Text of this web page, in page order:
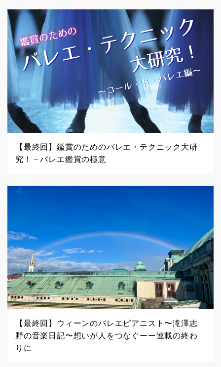
【最終回】鑑賞のためのバレエ・テクニック大研
究！－バレエ鑑賞の極意
【最終回】ウィーンのバレエピアニスト〜滝澤志
野の音楽日記〜想いが人をつなぐーー連載の終わ
りに